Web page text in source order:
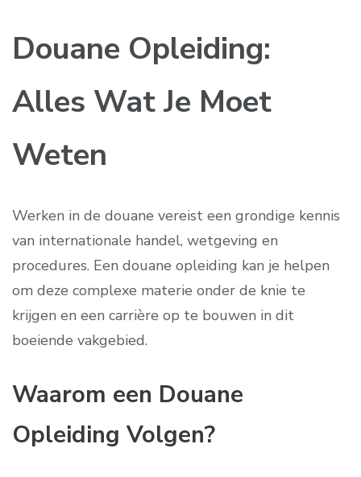
Douane Opleiding:
Alles Wat Je Moet
Weten
Werken in de douane vereist een grondige kennis
van internationale handel, wetgeving en
procedures. Een douane opleiding kan je helpen
om deze complexe materie onder de knie te
krijgen en een carrière op te bouwen in dit
boeiende vakgebied.
Waarom een Douane
Opleiding Volgen?